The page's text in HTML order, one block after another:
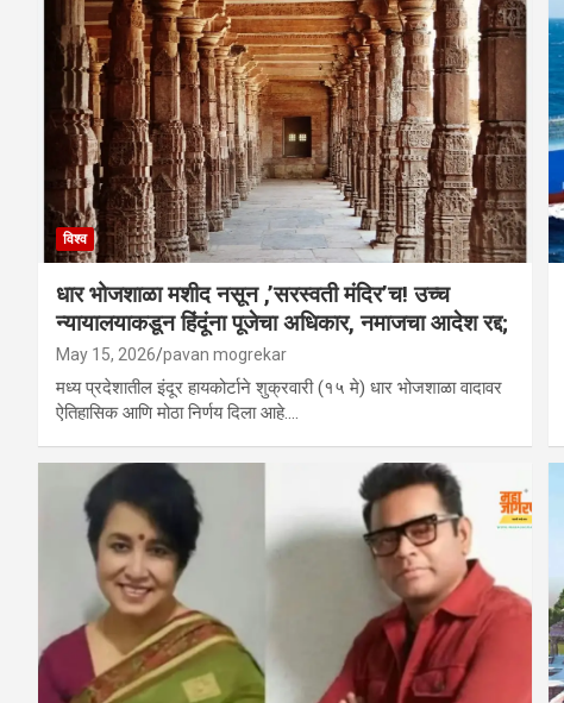
विश्व
धार भोजशाळा मशीद नसून ,’सरस्वती मंदिर’च! उच्च
न्यायालयाकडून हिंदूंना पूजेचा अधिकार, नमाजचा आदेश रद्द;
May 15, 2026 pavan mogrekar
मध्य प्रदेशातील इंदूर हायकोर्टाने शुक्रवारी (१५ मे) धार भोजशाळा वादावर
ऐतिहासिक आणि मोठा निर्णय दिला आहे.…